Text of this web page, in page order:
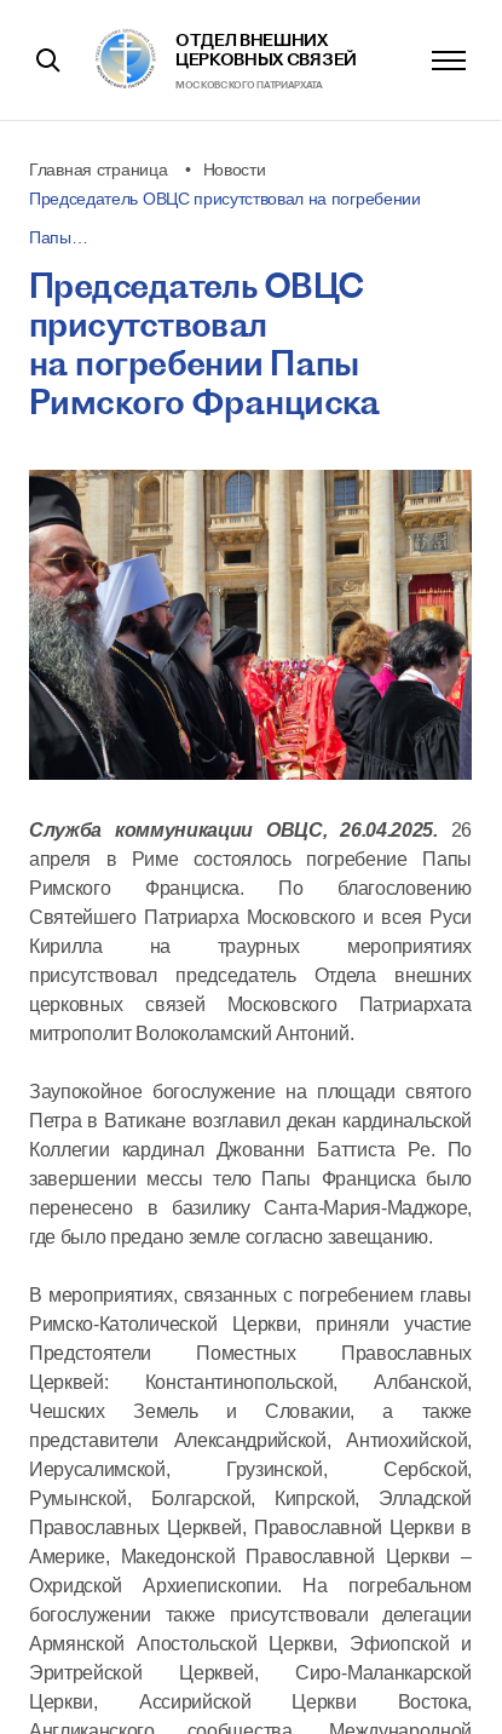
ОТДЕЛ ВНЕШНИХ
ЦЕРКОВНЫХ СВЯЗЕЙ
МОСКОВСКОГО ПАТРИАРХАТА
Главная страница
Новости
Председатель ОВЦС присутствовал на погребении
Папы…
Председатель ОВЦС
присутствовал
на погребении Папы
Римского Франциска
Служба коммуникации ОВЦС, 26.04.2025. 26
апреля в Риме состоялось погребение Папы
Римского Франциска. По благословению
Святейшего Патриарха Московского и всея Руси
Кирилла на траурных мероприятиях
присутствовал председатель Отдела внешних
церковных связей Московского Патриархата
митрополит Волоколамский Антоний.
Заупокойное богослужение на площади святого
Петра в Ватикане возглавил декан кардинальской
Коллегии кардинал Джованни Баттиста Ре. По
завершении мессы тело Папы Франциска было
перенесено в базилику Санта-Мария-Маджоре,
где было предано земле согласно завещанию.
В мероприятиях, связанных с погребением главы
Римско-Католической Церкви, приняли участие
Предстоятели Поместных Православных
Церквей: Константинопольской, Албанской,
Чешских Земель и Словакии, а также
представители Александрийской, Антиохийской,
Иерусалимской, Грузинской, Сербской,
Румынской, Болгарской, Кипрской, Элладской
Православных Церквей, Православной Церкви в
Америке, Македонской Православной Церкви –
Охридской Архиепископии. На погребальном
богослужении также присутствовали делегации
Армянской Апостольской Церкви, Эфиопской и
Эритрейской Церквей, Сиро-Маланкарской
Церкви, Ассирийской Церкви Востока,